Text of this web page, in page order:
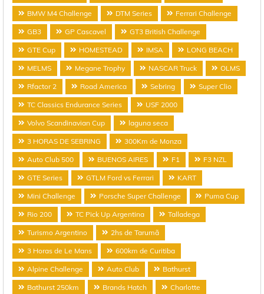
BMW M4 Challenge DTM Series Ferrari Challenge
GB3 GP Cascavel GT3 British Challenge
GTE Cup HOMESTEAD IMSA LONG BEACH
MELMS Megane Trophy NASCAR Truck OLMS
Rfactor 2 Road America Sebring Super Clio
TC Classics Endurance Series USF 2000
Volvo Scandinavian Cup laguna seca
3 HORAS DE SEBRING 300Km de Monza
Auto Club 500 BUENOS AIRES F1 F3 NZL
GTE Series GTLM Ford vs Ferrari KART
Mini Challenge Porsche Super Challenge Puma Cup
Rio 200 TC Pick Up Argentina Talladega
Turismo Argentino 2hs de Tarumã
3 Horas de Le Mans 600km de Curitiba
Alpine Challenge Auto Club Bathurst
Bathurst 250km Brands Hatch Charlotte